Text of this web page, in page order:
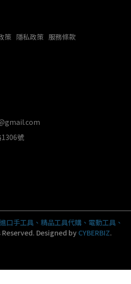
策 隱私政策 服務條款
號
口手工具、精品工具代購、電動工具、
Designed by CYBERBIZ.